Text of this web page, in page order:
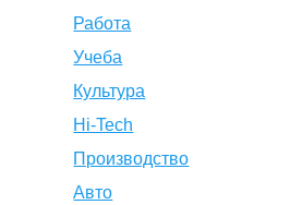
Работа
Учеба
Культура
Hi-Tech
Производство
Авто